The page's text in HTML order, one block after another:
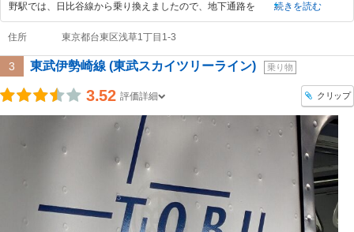
野駅では、日比谷線から乗り換えましたので、地下通路を
続きを読む
住所 東京都台東区浅草1丁目1-3
3 東武伊勢崎線 (東武スカイツリーライン) 乗り物
3.52 評価詳細 クリップ